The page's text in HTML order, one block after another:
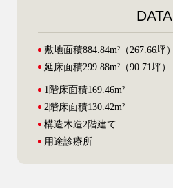
DATA
敷地面積884.84m²（267.66坪）
延床面積299.88m²（90.71坪）
1階床面積169.46m²
2階床面積130.42m²
構造木造2階建て
用途診療所